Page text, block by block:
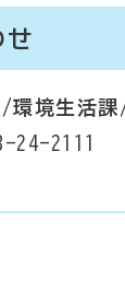
せ
環境生活
24-2111